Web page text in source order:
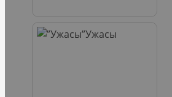
Ужасы